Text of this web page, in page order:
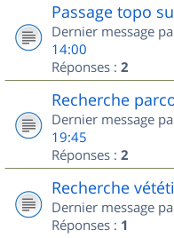
Passage topo
Dernier message
14:00
Réponses : 2
Recherche
Dernier message
19:45
Réponses : 2
Recherche
Dernier message
Réponses : 1